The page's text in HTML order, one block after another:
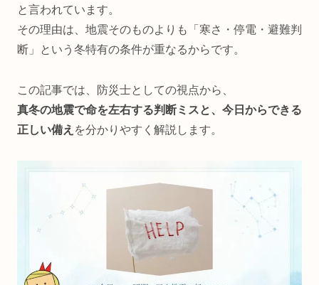
と言われています。
その理由は、地震そのものよりも「寒さ・停電・避難判
断」という冬特有の条件が重なるからです。
この記事では、防災士としての視点から、
真冬の地震で命を左右する判断ミスと、今日からできる
正しい備え を分かりやすく解説します。